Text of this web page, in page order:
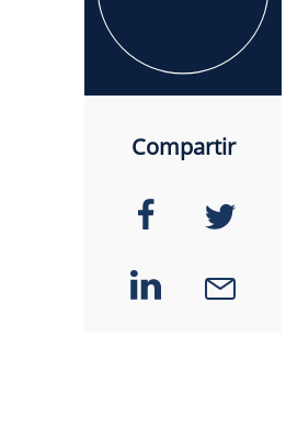
Compartir